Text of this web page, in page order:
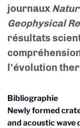
journaux
Geophysical
résultats
l’évolution
Bibliographie
Newly formed
and acoustic